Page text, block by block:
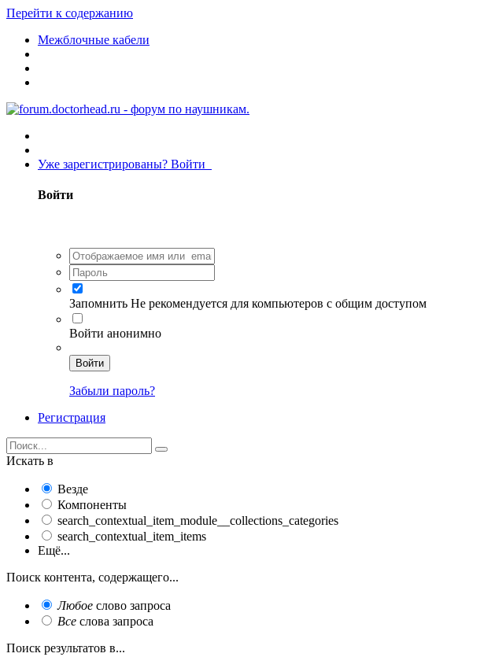
Перейти к содержанию
Межблочные кабели
Уже зарегистрированы? Войти
Войти
Запомнить Не рекомендуется для компьютеров с общим доступом
Войти анонимно
Войти
Забыли пароль?
Регистрация
Искать в
Везде
Компоненты
search_contextual_item_module__collections_categories
search_contextual_item_items
Ещё...
Поиск контента, содержащего...
Любое слово запроса
Все слова запроса
Поиск результатов в...